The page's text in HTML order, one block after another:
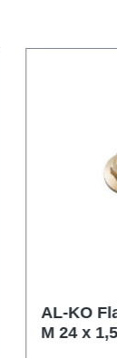
AL-KO
M 24 x